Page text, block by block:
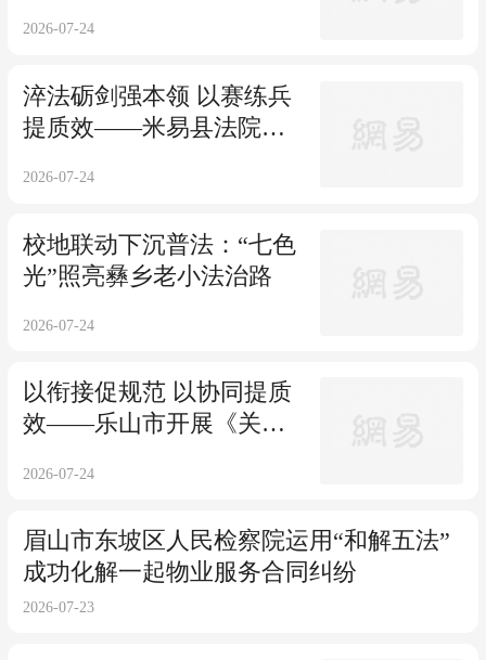
2026-07-24
淬法砺剑强本领 以赛练兵
提质效——米易县法院开
2026-07-24
校地联动下沉普法：“七色
光”照亮彝乡老小法治路
2026-07-24
以衔接促规范 以协同提质
效——乐山市开展《关于
衔接配合管理的意见》同
2026-07-24
眉山市东坡区人民检察院运用“和解五法”
成功化解一起物业服务合同纠纷
2026-07-23